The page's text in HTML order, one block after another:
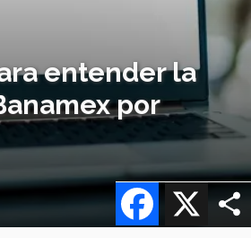
entender la
por
X
Facebook